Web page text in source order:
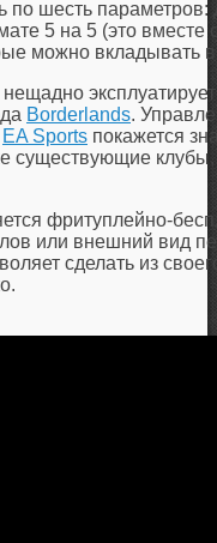
шесть параметров:
5 на 5 (это вместе
можно вкладывать
Borderlands.
EA Sports покажется
существующие клубы,
фритуплейно-
или внешний вид
сделать из